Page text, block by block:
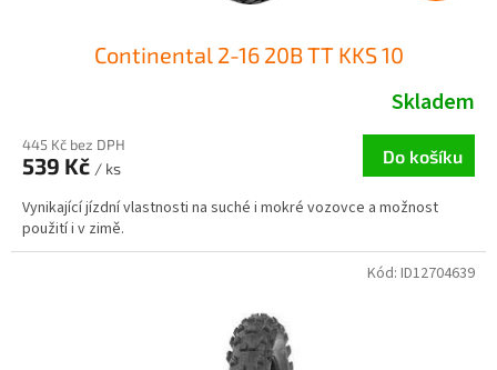
Continental 2-16 20B TT KKS 10
Skladem
445 Kč bez DPH
539 Kč / ks
Do košíku
Vynikající jízdní vlastnosti na suché i mokré vozovce a možnost
použití i v zimě.
Kód: ID12704639